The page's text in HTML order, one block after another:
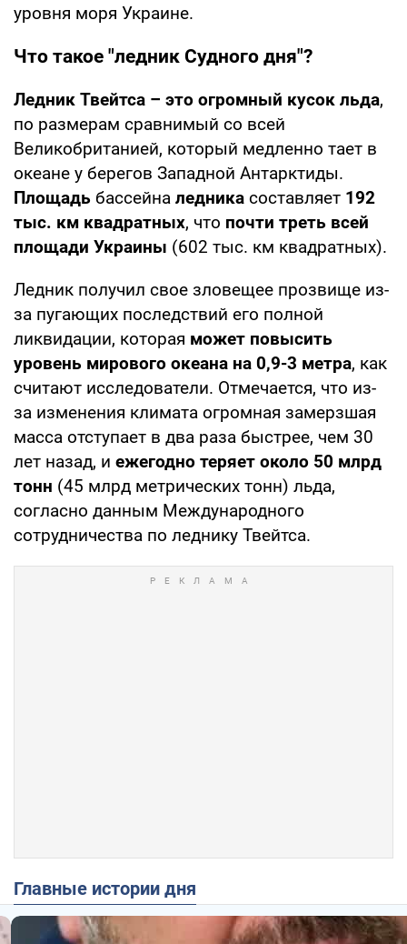
уровня моря Украине.
Что такое "ледник Судного дня"?
Ледник Твейтса – это огромный кусок льда,
по размерам сравнимый со всей
Великобританией, который медленно тает в
океане у берегов Западной Антарктиды.
Площадь бассейна ледника составляет 192
тыс. км квадратных, что почти треть всей
площади Украины (602 тыс. км квадратных).
Ледник получил свое зловещее прозвище из-
за пугающих последствий его полной
ликвидации, которая может повысить
уровень мирового океана на 0,9-3 метра, как
считают исследователи. Отмечается, что из-
за изменения климата огромная замерзшая
масса отступает в два раза быстрее, чем 30
лет назад, и ежегодно теряет около 50 млрд
тонн (45 млрд метрических тонн) льда,
согласно данным Международного
сотрудничества по леднику Твейтса.
Главные истории дня